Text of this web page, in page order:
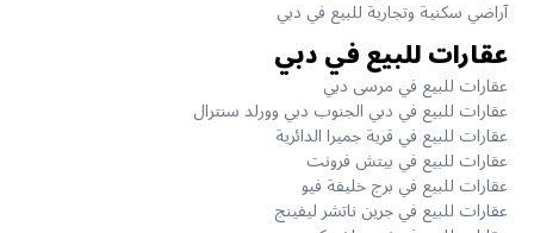
آراضي سكنية وتجارية للبيع في دبي
عقارات للبيع في دبي
عقارات للبيع في مرسى دبي
عقارات للبيع في دبي الجنوب دبي وورلد سنترال
عقارات للبيع في قرية جميرا الدائرية
عقارات للبيع في بيتش فرونت
عقارات للبيع في برج خليفة فيو
عقارات للبيع في جرين ناتشر ليفينج